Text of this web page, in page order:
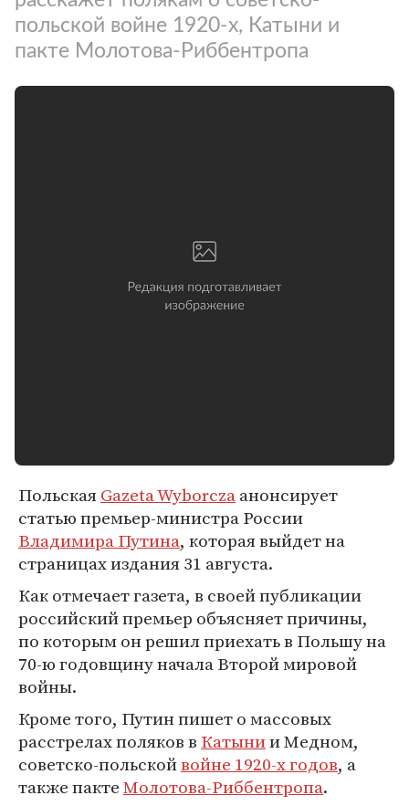
польской войне 1920-х, Катыни и
пакте Молотова-Риббентропа
ПольскаяGazeta Wyborczaанонсирует
статью премьер-министра России
Владимира Путина, которая выйдет на
страницах издания 31 августа.
Как отмечает газета, в своей публикации
российский премьер объясняет причины,
по которым он решил приехать в Польшу на
70-ю годовщину начала Второй мировой
войны.
Кроме того, Путин пишет о массовых
расстрелах поляков в Катынии Медном,
советско-польскойвойне 1920-х годов, а
также пактеМолотова-Риббентропа.